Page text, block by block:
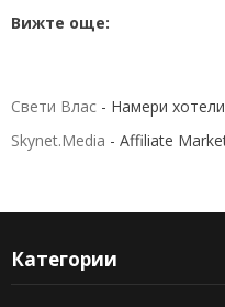
Вижте още:
Свети Влас - Намери
Skynet.Media - Affiliate
Категории